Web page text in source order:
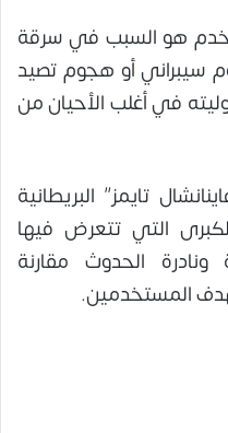
هو السبب في سرقة
سيبراني أو هجوم تصيد
في أغلب الأحيان من
تايمز” البريطانية
التي تتعرض فيها
ونادرة الحدوث مقارنة
المستخدمين.